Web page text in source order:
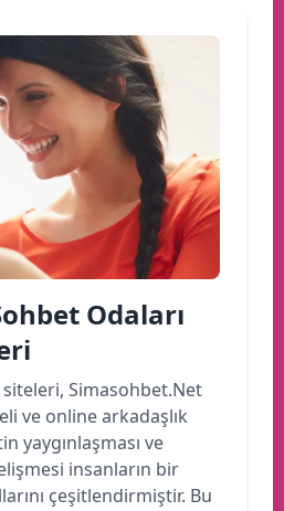
Odaları
Simasohbet.Net
ve online arkadaşlık
yaygınlaşması ve
insanların bir
çeşitlendirmiştir. Bu